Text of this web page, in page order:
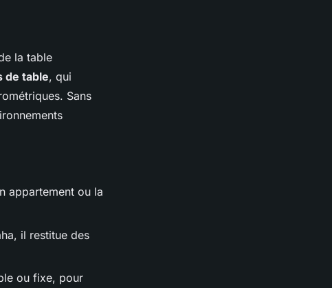
la table
de table, qui
Sans
appartement ou la
il restitue des
ou fixe, pour